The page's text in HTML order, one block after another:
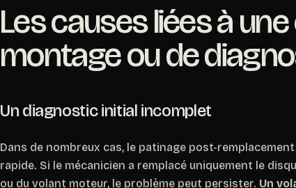
Les causes liées à
montage ou de
Un diagnostic initial incomplet
Dans de nombreux cas, le patinage post-
rapide. Si le mécanicien a remplacé uniquement le
ou du volant moteur, le problème peut persister. Un